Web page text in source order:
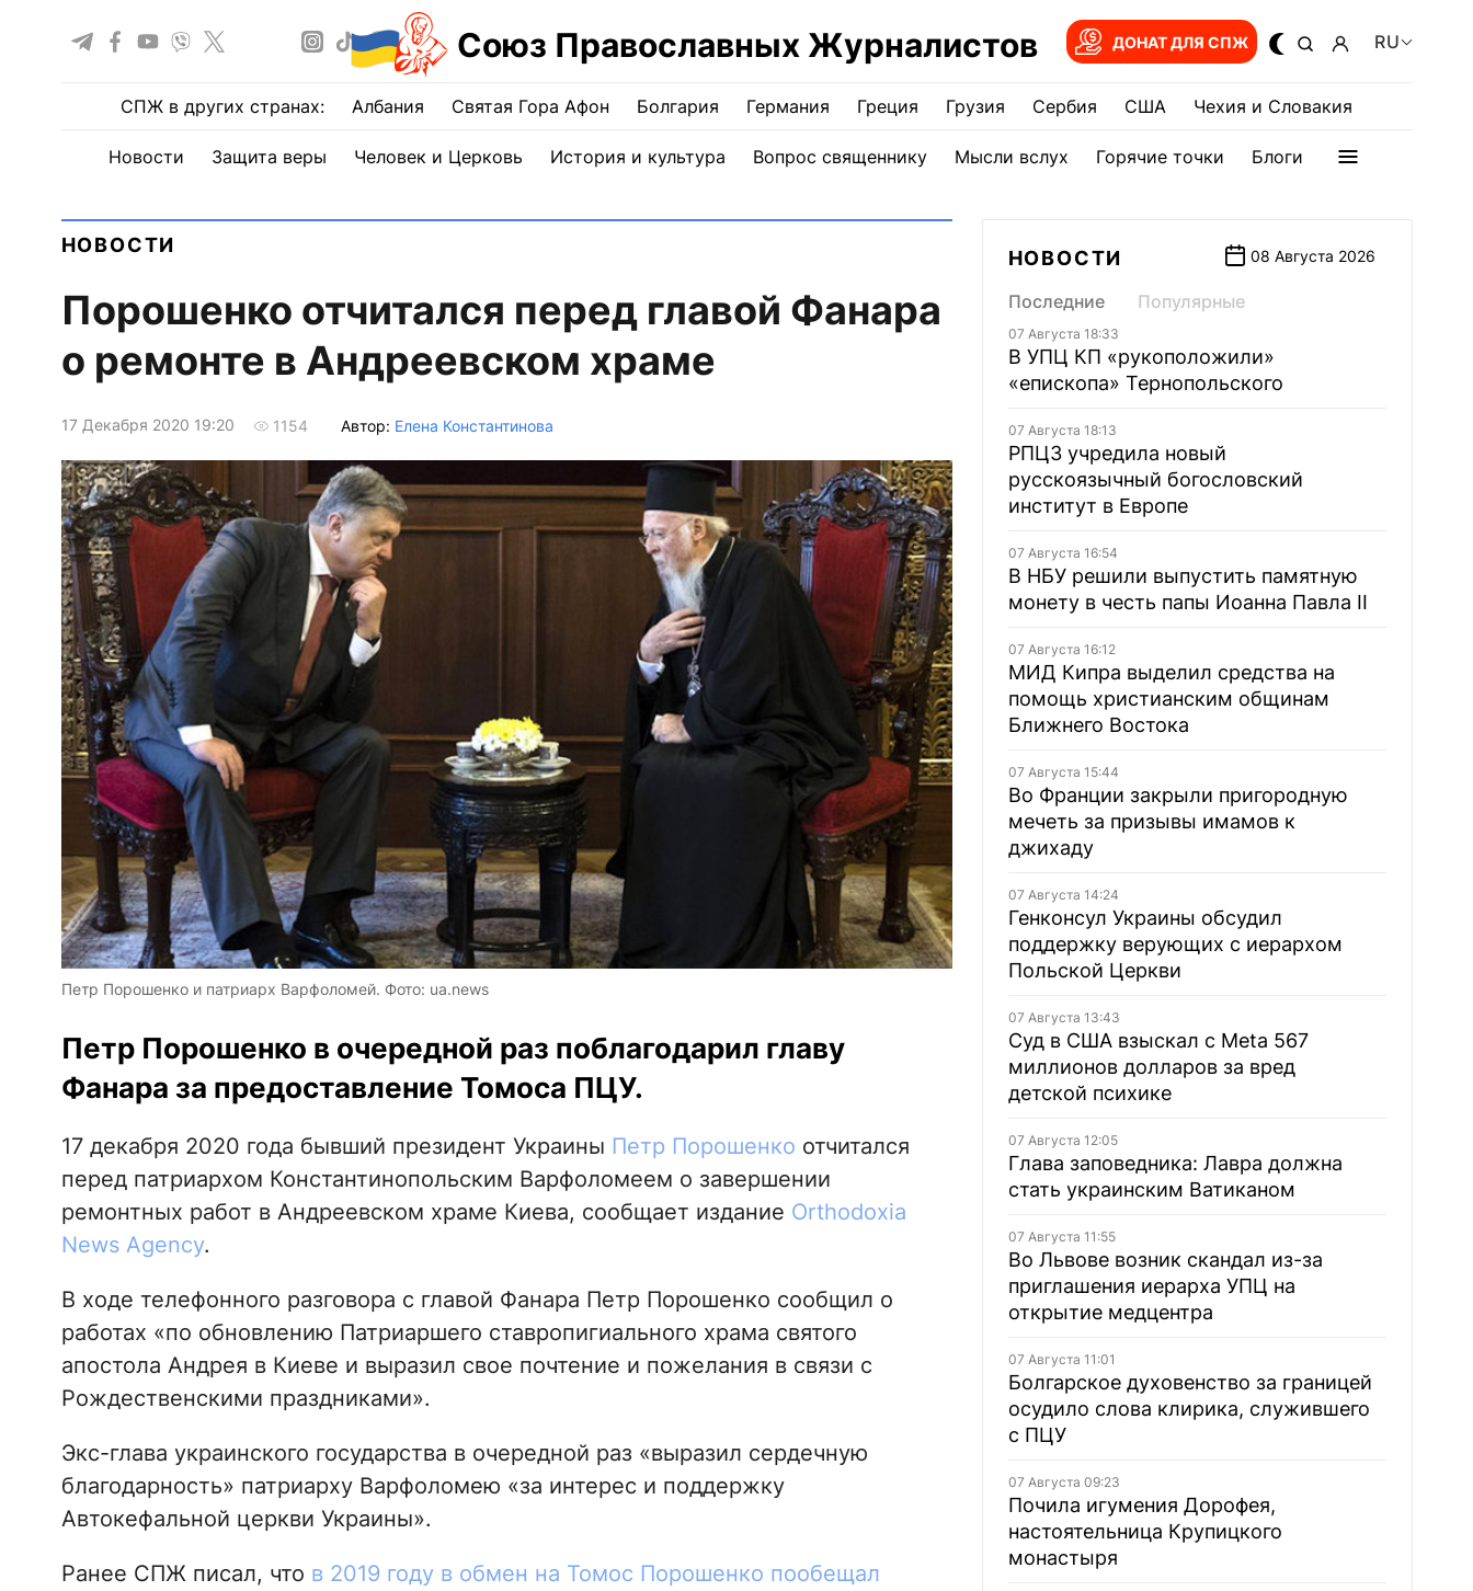
Союз Православных Журналистов ДОНАТ ДЛЯ СПЖ RU
СПЖ в других странах: Албания Святая Гора Афон Болгария Германия Греция Грузия Сербия США Чехия и Словакия
Новости Защита веры Человек и Церковь История и культура Вопрос священнику Мысли вслух Горячие точки Блоги
НОВОСТИ
Порошенко отчитался перед главой Фанара
о ремонте в Андреевском храме
17 Декабря 2020 19:20 1154 Автор: Елена Константинова
Петр Порошенко и патриарх Варфоломей. Фото: ua.news
Петр Порошенко в очередной раз поблагодарил главу
Фанара за предоставление Томоса ПЦУ.
17 декабря 2020 года бывший президент Украины Петр Порошенко отчитался
перед патриархом Константинопольским Варфоломеем о завершении
ремонтных работ в Андреевском храме Киева, сообщает издание Оrthodoxia
News Agency.
В ходе телефонного разговора с главой Фанара Петр Порошенко сообщил о
работах «по обновлению Патриаршего ставропигиального храма святого
апостола Андрея в Киеве и выразил свое почтение и пожелания в связи с
Рождественскими праздниками».
Экс-глава украинского государства в очередной раз «выразил сердечную
благодарность» патриарху Варфоломею «за интерес и поддержку
Автокефальной церкви Украины».
Ранее СПЖ писал, что в 2019 году в обмен на Томос Порошенко пообещал
НОВОСТИ 08 Августа 2026
Последние Популярные
07 Августа 18:33
В УПЦ КП «рукоположили»
«епископа» Тернопольского
07 Августа 18:13
РПЦЗ учредила новый
русскоязычный богословский
институт в Европе
07 Августа 16:54
В НБУ решили выпустить памятную
монету в честь папы Иоанна Павла II
07 Августа 16:12
МИД Кипра выделил средства на
помощь христианским общинам
Ближнего Востока
07 Августа 15:44
Во Франции закрыли пригородную
мечеть за призывы имамов к
джихаду
07 Августа 14:24
Генконсул Украины обсудил
поддержку верующих с иерархом
Польской Церкви
07 Августа 13:43
Суд в США взыскал с Meta 567
миллионов долларов за вред
детской психике
07 Августа 12:05
Глава заповедника: Лавра должна
стать украинским Ватиканом
07 Августа 11:55
Во Львове возник скандал из-за
приглашения иерарха УПЦ на
открытие медцентра
07 Августа 11:01
Болгарское духовенство за границей
осудило слова клирика, служившего
с ПЦУ
07 Августа 09:23
Почила игумения Дорофея,
настоятельница Крупицкого
монастыря